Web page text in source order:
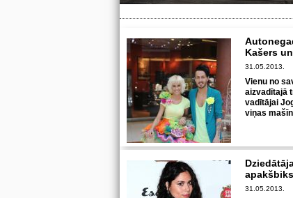
Kašers
31.05.2013.
Vienu no
aizvadītajā
vadītājai
viņas
31.05.2013.